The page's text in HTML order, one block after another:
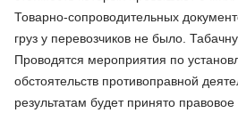
Товарно-сопроводительных
груз у перевозчиков не было.
Проводятся мероприятия по
обстоятельств противоправной
результатам будет принято